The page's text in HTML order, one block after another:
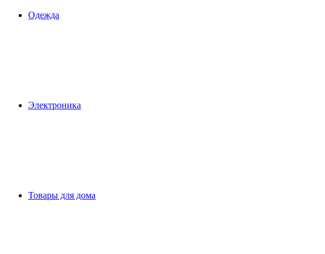
Одежда
Электроника
Товары для дома